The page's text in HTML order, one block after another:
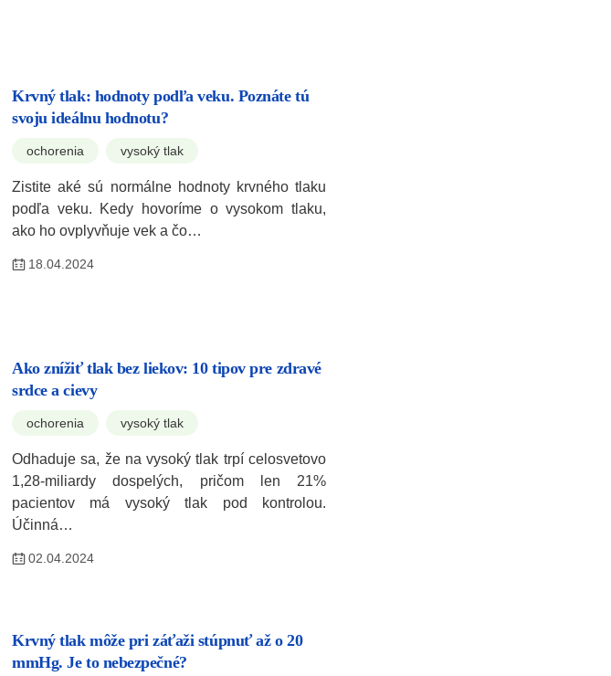
Krvný tlak: hodnoty podľa veku. Poznáte tú
svoju ideálnu hodnotu?
ochorenia vysoký tlak
Zistite aké sú normálne hodnoty krvného tlaku
podľa veku. Kedy hovoríme o vysokom tlaku,
ako ho ovplyvňuje vek a čo…
18.04.2024
Ako znížiť tlak bez liekov: 10 tipov pre zdravé
srdce a cievy
ochorenia vysoký tlak
Odhaduje sa, že na vysoký tlak trpí celosvetovo
1,28-miliardy dospelých, pričom len 21%
pacientov má vysoký tlak pod kontrolou.
Účinná…
02.04.2024
Krvný tlak môže pri záťaži stúpnuť až o 20
mmHg. Je to nebezpečné?